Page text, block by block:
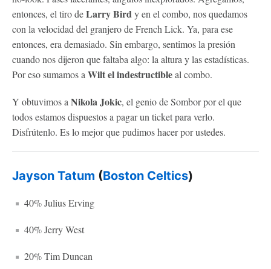
entonces, el tiro deLarry Bird y en el combo, nos quedamos
con la velocidad del granjero de French Lick. Ya, para ese
entonces, era demasiado. Sin embargo, sentimos la presión
cuando nos dijeron que faltaba algo: la altura y las estadísticas.
Por eso sumamos a Wilt el indestructibleal combo.
Y obtuvimos a Nikola Jokic, el genio de Sombor por el que
todos estamos dispuestos a pagar un ticket para verlo.
Disfrútenlo. Es lo mejor que pudimos hacer por ustedes.
Jayson Tatum (Boston Celtics)
40% Julius Erving
40% Jerry West
20% Tim Duncan